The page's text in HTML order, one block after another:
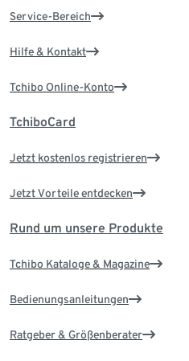
Service-Bereich
Hilfe & Kontakt
Tchibo Online-Konto
TchiboCard
Jetzt kostenlos registrieren
Jetzt Vorteile entdecken
Rund um unsere Produkte
Tchibo Kataloge & Magazine
Bedienungsanleitungen
Ratgeber & Größenberater